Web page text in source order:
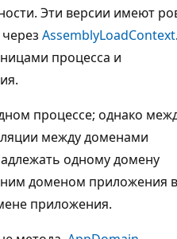
Эти версии имеют
AssemblyLoadContext.
процесса и
процессе; однако
между доменами
одному домену
доменом приложения в
приложения.